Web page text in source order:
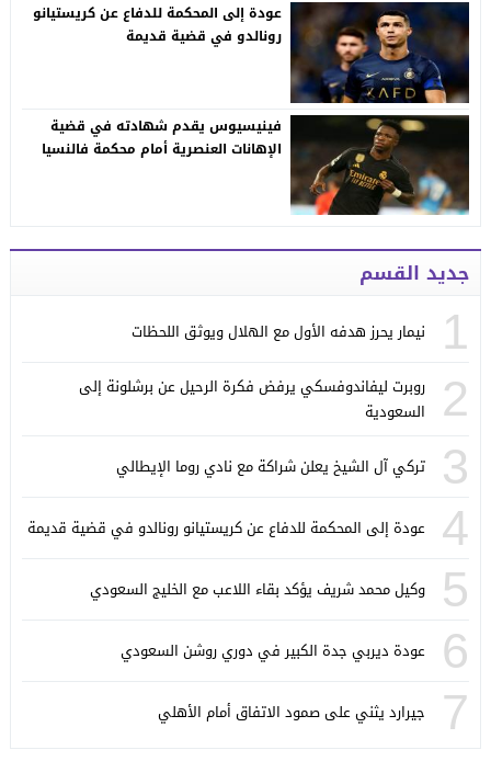
عودة إلى المحكمة للدفاع عن كريستيانو
رونالدو في قضية قديمة
فينيسيوس يقدم شهادته في قضية
الإهانات العنصرية أمام محكمة فالنسيا
جديد القسم
1 نيمار يحرز هدفه الأول مع الهلال ويوثق اللحظات
2
روبرت ليفاندوفسكي يرفض فكرة الرحيل عن برشلونة إلى
السعودية
3 تركي آل الشيخ يعلن شراكة مع نادي روما الإيطالي
4 عودة إلى المحكمة للدفاع عن كريستيانو رونالدو في قضية قديمة
5 وكيل محمد شريف يؤكد بقاء اللاعب مع الخليج السعودي
6 عودة ديربي جدة الكبير في دوري روشن السعودي
7 جيرارد يثني على صمود الاتفاق أمام الأهلي